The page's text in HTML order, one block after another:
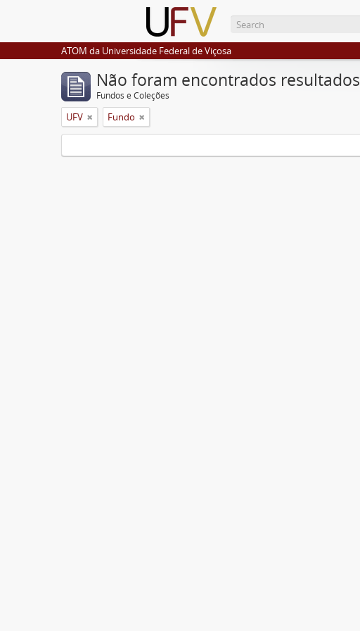
ATOM da Universidade Federal de Viçosa
Não foram encontrados resultados
Fundos e Coleções
UFV Fundo